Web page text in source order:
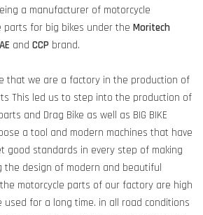
a manufacturer of motorcycle
parts for big bikes under the Moritech
and CCP brand.
that we are a factory in the production of
This led us to step into the production of
and Drag Bike as well as BIG BIKE
a tool and modern machines that have
good standards in every step of making
the design of modern and beautiful
motorcycle parts of our factory are high
used for a long time. in all road conditions